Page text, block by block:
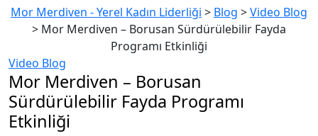
Mor Merdiven - Yerel Kadın Liderliği > Blog >Video Blog
> Mor Merdiven – Borusan Sürdürülebilir Fayda
Programı Etkinliği
Video Blog
Mor Merdiven – Borusan
Sürdürülebilir Fayda Programı
Etkinliği